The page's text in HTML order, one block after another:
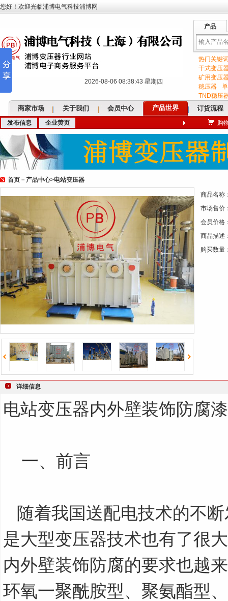
您好！欢迎光临浦博电气科技浦博网
2026-08-06 08:38:44 星期四
产品
输热门关键
干式变压
矿用变压
稳压器
TND稳压
商家市场 关于我们 会员中心 产品世界 订货流程
发布信息 企业黄页 购
首页 － 产品中心>电站变压器
商品名称
市场售价
会员价格
商品描述
购买数量
详细信息
电站变压器内外壁装饰防腐漆
一、前言
随着我国送配电技术的不
是大型变压器技术也有了很
内外壁装饰防腐的要求也越
环氧一聚酰胺型、聚氨酯型